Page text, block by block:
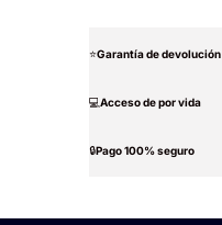
⭐Garantía de devolución
💻Acceso de por vida
🔒Pago 100% seguro